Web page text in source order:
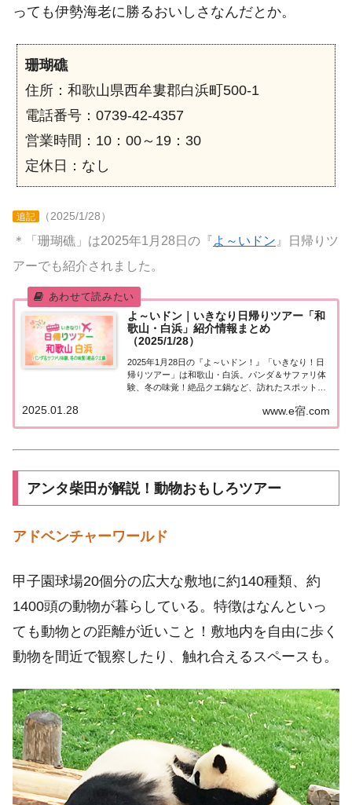
っても伊勢海老に勝るおいしさなんだとか。
珊瑚礁
住所：和歌山県西牟婁郡白浜町500-1
電話番号：0739-42-4357
営業時間：10：00～19：30
定休日：なし
追記 （2025/1/28）
＊「珊瑚礁」は2025年1月28日の『 よ～いドン 』日帰りツ
アーでも紹介されました。
よ～いドン｜いきなり日帰りツアー「和
歌山・白浜」紹介情報まとめ
（2025/1/28）
2025年1月28日の『よ～いドン！』「いきなり！日
帰りツアー」は和歌山・白浜。パンダ＆サファリ体
験、冬の味覚！絶品クエ鍋など、訪れたスポットや
た！「和歌山・白浜」日帰りツアー麒麟・田村さん
が街行く人にいきなり声をかけ、そのまま日帰り
www.e宿.com
2025.01.28
アンタ柴田が解説！動物おもしろツアー
アドベンチャーワールド
甲子園球場20個分の広大な敷地に約140種類、約
1400頭の動物が暮らしている。特徴はなんといっ
ても動物との距離が近いこと！敷地内を自由に歩く
動物を間近で観察したり、触れ合えるスペースも。